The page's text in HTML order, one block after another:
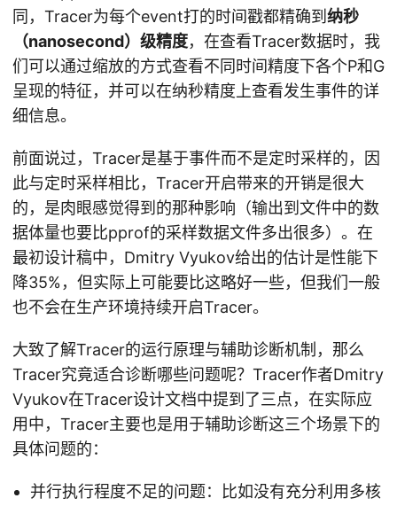
同，Tracer为每个event打的时间戳都精确到 纳秒
（nanosecond）级精度，在查看Tracer数据时，我
们可以通过缩放的方式查看不同时间精度下各个P和G
呈现的特征，并可以在纳秒精度上查看发生事件的详
细信息。
前面说过，Tracer是基于事件而不是定时采样的，因
此与定时采样相比，Tracer开启带来的开销是很大
的，是肉眼感觉得到的那种影响（输出到文件中的数
据体量也要比pprof的采样数据文件多出很多）。在
最初设计稿中，Dmitry Vyukov给出的估计是性能下
降35%，但实际上可能要比这略好一些，但我们一般
也不会在生产环境持续开启Tracer。
大致了解Tracer的运行原理与辅助诊断机制，那么
Tracer究竟适合诊断哪些问题呢？Tracer作者Dmitry
Vyukov在Tracer设计文档中提到了三点，在实际应
用中，Tracer主要也是用于辅助诊断这三个场景下的
具体问题的：
并行执行程度不足的问题：比如没有充分利用多核